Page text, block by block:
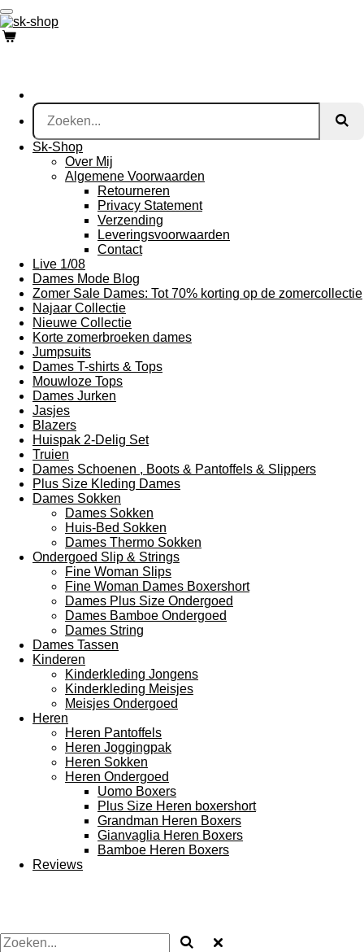
Ga
direct
naar
Sk-Shop
Over Mij
Algemene Voorwaarden
Retourneren
Privacy Statement
Verzending
Leveringsvoorwaarden
Contact
Live 1/08
Dames Mode Blog
Zomer Sale Dames: Tot 70% korting op de zomercollectie
Najaar Collectie
Nieuwe Collectie
Korte zomerbroeken dames
Jumpsuits
Dames T-shirts & Tops
Mouwloze Tops
Dames Jurken
Jasjes
Blazers
Huispak 2-Delig Set
Truien
Dames Schoenen , Boots & Pantoffels & Slippers
Plus Size Kleding Dames
Dames Sokken
Dames Sokken
Huis-Bed Sokken
Dames Thermo Sokken
Ondergoed Slip & Strings
Fine Woman Slips
Fine Woman Dames Boxershort
Dames Plus Size Ondergoed
Dames Bamboe Ondergoed
Dames String
Dames Tassen
Kinderen
Kinderkleding Jongens
Kinderkleding Meisjes
Meisjes Ondergoed
Heren
Heren Pantoffels
Heren Joggingpak
Heren Sokken
Heren Ondergoed
Uomo Boxers
Plus Size Heren boxershort
Grandman Heren Boxers
Gianvaglia Heren Boxers
Bamboe Heren Boxers
Reviews